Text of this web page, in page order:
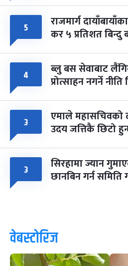
५ राजमार्ग
कर ५ प्रतिशत बिन्दु
४ ब्लु बस सेवाबाट
प्रोत्साहन नगर्ने
३ एमाले महासचिवको
उदय जत्तिकै छिटो
३ सिरहामा ज्यान
छानबिन गर्न
वेबस्टोरिज